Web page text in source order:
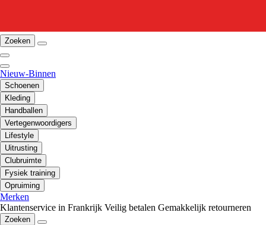
Zoeken
Nieuw-Binnen
Schoenen
Kleding
Handballen
Vertegenwoordigers
Lifestyle
Uitrusting
Clubruimte
Fysiek training
Opruiming
Merken
Klantenservice in Frankrijk Veilig betalen Gemakkelijk retourneren
Zoeken